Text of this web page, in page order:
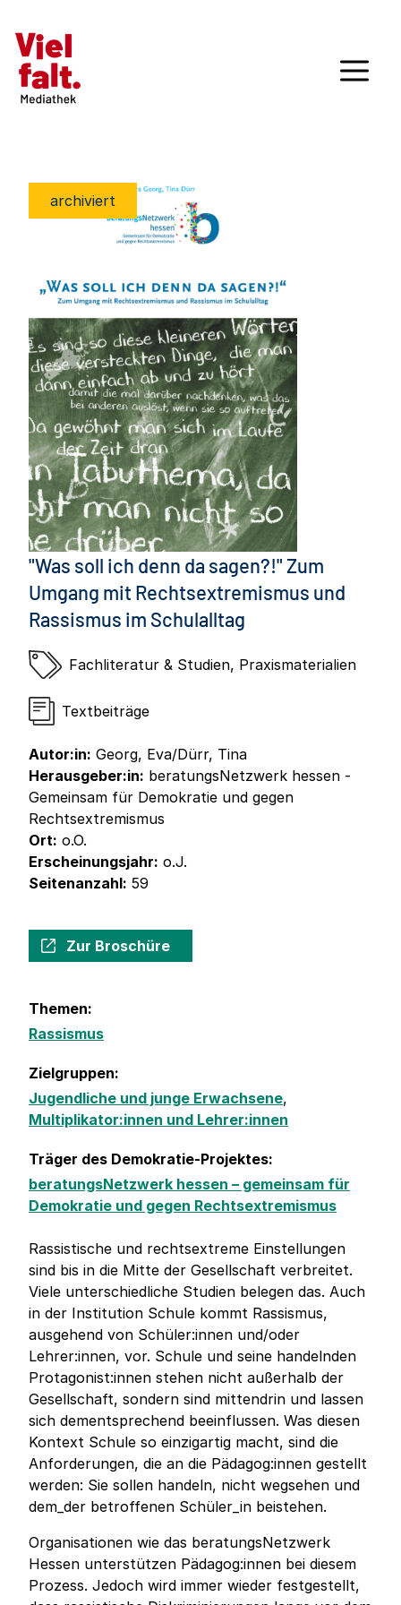
archiviert
"Was soll ich denn da sagen?!" Zum
Umgang mit Rechtsextremismus und
Rassismus im Schulalltag
Fachliteratur & Studien, Praxismaterialien
Textbeiträge
Autor:in: Georg, Eva/Dürr, Tina
Herausgeber:in: beratungsNetzwerk hessen -
Gemeinsam für Demokratie und gegen
Rechtsextremismus
Ort: o.O.
Erscheinungsjahr: o.J.
Seitenanzahl: 59
Zur Broschüre
Themen:
Rassismus
Zielgruppen:
Jugendliche und junge Erwachsene,
Multiplikator:innen und Lehrer:innen
Träger des Demokratie-Projektes:
beratungsNetzwerk hessen – gemeinsam für
Demokratie und gegen Rechtsextremismus
Rassistische und rechtsextreme Einstellungen
sind bis in die Mitte der Gesellschaft verbreitet.
Viele unterschiedliche Studien belegen das. Auch
in der Institution Schule kommt Rassismus,
ausgehend von Schüler:innen und/oder
Lehrer:innen, vor. Schule und seine handelnden
Protagonist:innen stehen nicht außerhalb der
Gesellschaft, sondern sind mittendrin und lassen
sich dementsprechend beeinflussen. Was diesen
Kontext Schule so einzigartig macht, sind die
Anforderungen, die an die Pädagog:innen gestellt
werden: Sie sollen handeln, nicht wegsehen und
dem_der betroffenen Schüler_in beistehen.
Organisationen wie das beratungsNetzwerk
Hessen unterstützen Pädagog:innen bei diesem
Prozess. Jedoch wird immer wieder festgestellt,